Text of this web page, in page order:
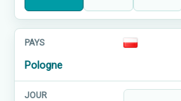
Pologne